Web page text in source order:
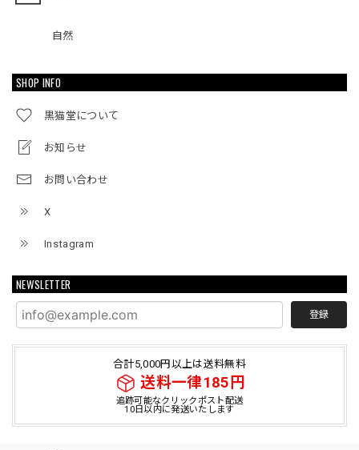
自然
SHOP INFO
黒猫堂について
お知らせ
お問い合わせ
X
Instagram
NEWSLETTER
登録
合計5,000円以上は送料無料
送料一律185円
追跡可能なクリックポスト配送
10日以内に発送いたします